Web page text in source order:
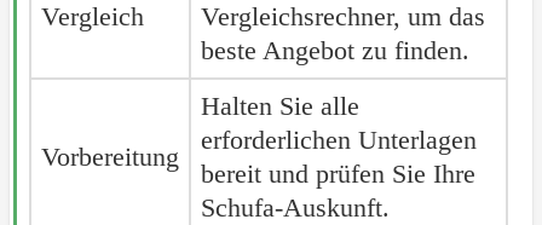
Vergleich
Vergleichsrechner, um das
beste Angebot zu finden.
Vorbereitung
Halten Sie alle
erforderlichen Unterlagen
bereit und prüfen Sie Ihre
Schufa-Auskunft.